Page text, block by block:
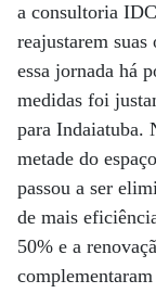
a consultoria
reajustarem
essa jornada há
medidas foi
para Indaiatuba.
metade do
passou a ser
de mais
50% e a